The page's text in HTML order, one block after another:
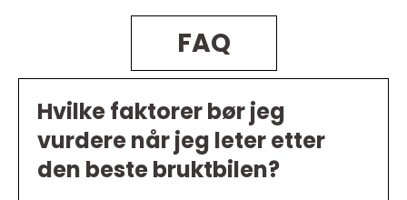
FAQ
Hvilke faktorer bør jeg
vurdere når jeg leter etter
den beste bruktbilen?